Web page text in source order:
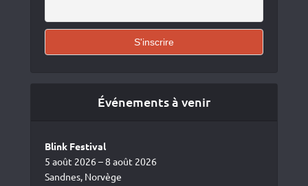
Événements à venir
Blink Festival
5 août 2026 – 8 août 2026
Sandnes, Norvège